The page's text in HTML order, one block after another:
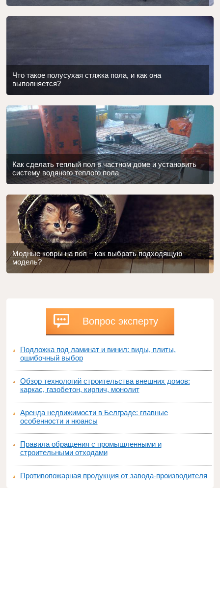
Что такое полусухая стяжка пола, и как она
выполняется?
Как сделать теплый пол в частном доме и установить
систему водяного теплого пола
Модные ковры на пол – как выбрать подходящую
модель?
Вопрос эксперту
Подложка под ламинат и винил: виды, плиты,
ошибочный выбор
Обзор технологий строительства внешних домов:
каркас, газобетон, кирпич, монолит
Аренда недвижимости в Белграде: главные
особенности и нюансы
Правила обращения с промышленными и
строительными отходами
Противопожарная продукция от завода-производителя